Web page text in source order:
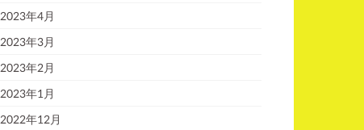
2023年4月
2023年3月
2023年2月
2023年1月
2022年12月